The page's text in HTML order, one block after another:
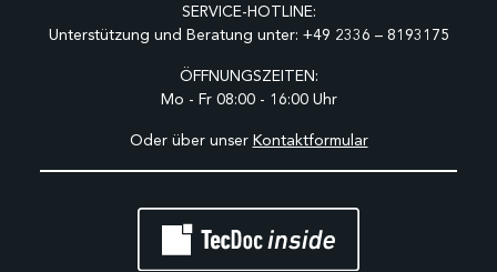
SERVICE-HOTLINE:
Unterstützung und Beratung unter: +49 2336 – 8193175
ÖFFNUNGSZEITEN:
Mo - Fr 08:00 - 16:00 Uhr
Oder über unser Kontaktformular